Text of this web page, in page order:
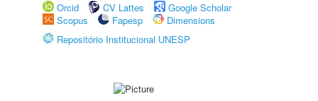
Orcid
CV Lattes
Google Scholar
Scopus
Fapesp
Dimensions
Repositório Institucional UNESP